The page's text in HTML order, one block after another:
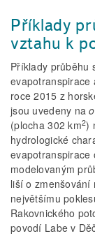
Příklady
vztahu k
Příklady průběhu
evapotranspirace
roce 2015 z
jsou uvedeny na
(plocha 302 km2)
hydrologické
evapotranspirace
modelovaným
liší o zmenšování
největšímu
Rakovnického
povodí Labe v